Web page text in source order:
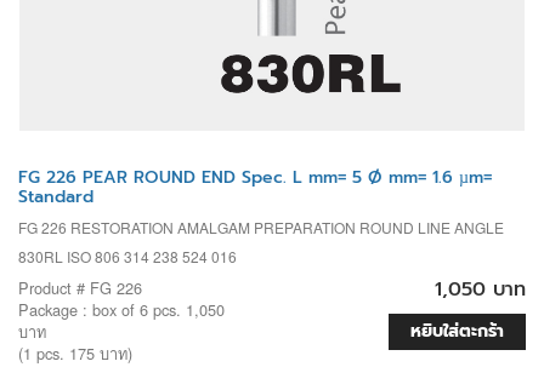
FG 226 PEAR ROUND END Spec. L mm= 5 Ø mm= 1.6 µm=
Standard
FG 226 RESTORATION AMALGAM PREPARATION ROUND LINE ANGLE
830RL ISO 806 314 238 524 016
Product # FG 226
Package : box of 6 pcs. 1,050
บาท
(1 pcs. 175 บาท)
1,050 บาท
หยิบใส่ตะกร้า